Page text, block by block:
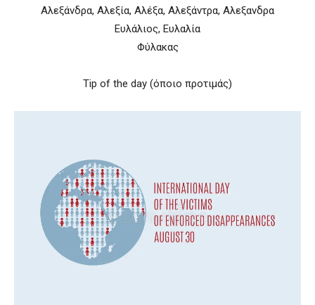
Αλεξάνδρα, Αλεξία, Αλέξα, Αλεξάντρα, Αλεξανδρα
Ευλάλιος, Ευλαλία
Φύλακας
Tip of the day (όποιο προτιμάς)